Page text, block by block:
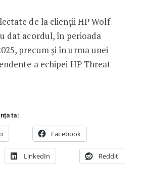
de la clienții HP Wolf
dat acordul, în perioada
precum și în urma unei
a echipei HP Threat
ta:
Facebook
LinkedIn Reddit